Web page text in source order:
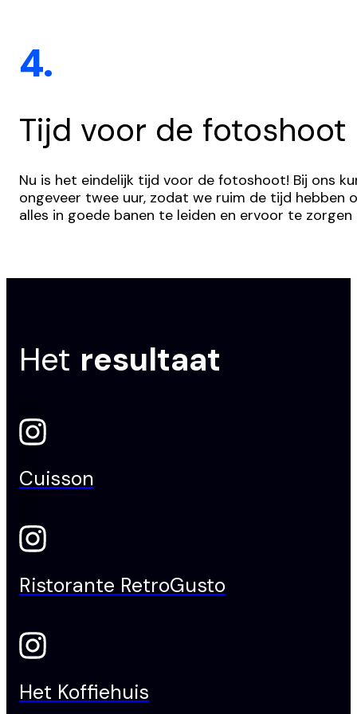
4.
Tijd voor de fotoshoot
Nu is het eindelijk tijd voor de fotoshoot! Bij ons
ongeveer twee uur, zodat we ruim de tijd hebben
alles in goede banen te leiden en ervoor te
Het resultaat
Cuisson
Ristorante RetroGusto
Het Koffiehuis